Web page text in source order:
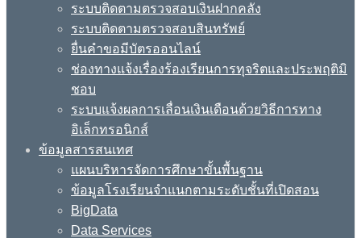
ระบบติดตามตรวจสอบเงินฝากคลัง
ระบบติดตามตรวจสอบสินทรัพย์
ยื่นคำขอมีบัตรออนไลน์
ช่องทางแจ้งเรื่องร้องเรียนการทุจริตและประพฤติมิ
ชอบ
ระบบแจ้งผลการเลื่อนเงินเดือนด้วยวิธีการทาง
อิเล็กทรอนิกส์
ข้อมูลสารสนเทศ
แผนบริหารจัดการศึกษาขั้นพื้นฐาน
ข้อมูลโรงเรียนจำแนกตามระดับชั้นที่เปิดสอน
BigData
Data Services